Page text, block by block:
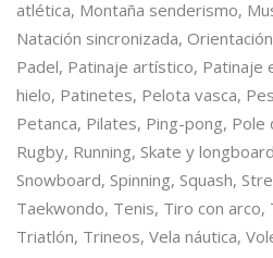
atlética, Montaña senderismo,
Natación sincronizada,
Padel, Patinaje artístico, Patinaje
hielo, Patinetes, Pelota vasca,
Petanca, Pilates, Ping-pong, Pole
Rugby, Running, Skate y
Snowboard, Spinning, Squash,
Taekwondo, Tenis, Tiro con arco,
Triatlón, Trineos, Vela náutica,